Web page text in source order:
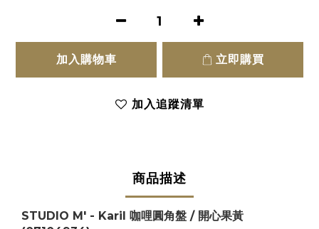
加入購物車 立即購買
加入追蹤清單
商品描述
STUDIO M' - Karil 咖哩圓角盤 / 開心果黃